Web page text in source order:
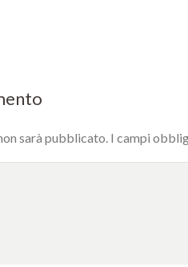
sarà pubblicato. I campi